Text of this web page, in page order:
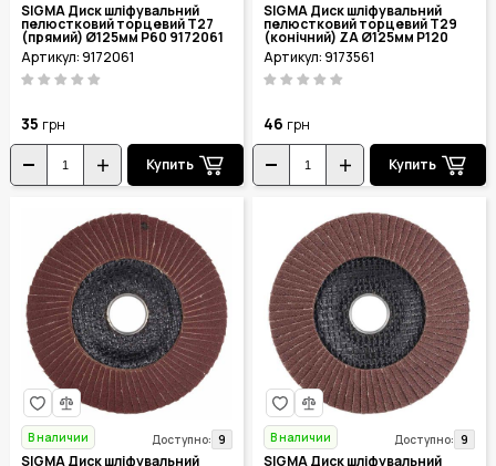
SIGMA Диск шліфувальний
пелюстковий торцевий Т27
(прямий) Ø125мм P60 9172061
Артикул: 9172061
35 грн
Купить
SIGMA Диск шліфувальний
пелюстковий торцевий Т29
(конічний) ZA Ø125мм P120
9173561
Артикул: 9173561
46 грн
Купить
В наличии Доступно: 9
SIGMA Диск шліфувальний
В наличии Доступно: 9
SIGMA Диск шліфувальний